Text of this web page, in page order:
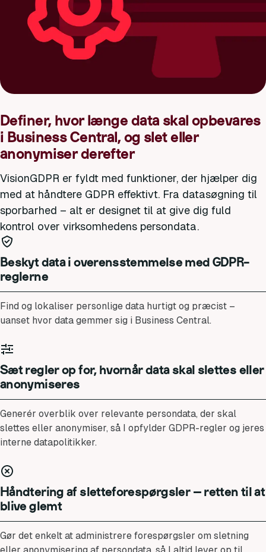
Definer, hvor længe data skal opbevares
i Business Central, og slet eller
anonymiser derefter
VisionGDPR er fyldt med funktioner, der hjælper dig
med at håndtere GDPR effektivt. Fra datasøgning til
sporbarhed – alt er designet til at give dig fuld
kontrol over virksomhedens persondata.
Beskyt data i overensstemmelse med GDPR-
reglerne
Find og lokaliser personlige data hurtigt og præcist –
uanset hvor data gemmer sig i Business Central.
Sæt regler op for, hvornår data skal slettes eller
anonymiseres
Generér overblik over relevante persondata, der skal
slettes eller anonymiser, så I opfylder GDPR-regler og jeres
interne datapolitikker.
Håndtering af sletteforespørgsler – retten til at
blive glemt
Gør det enkelt at administrere forespørgsler om sletning